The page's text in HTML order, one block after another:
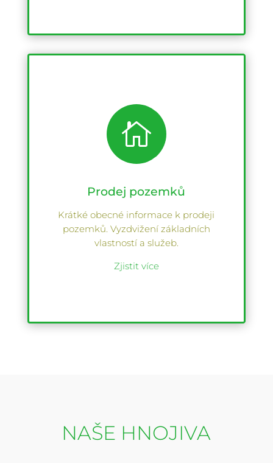

Prodej pozemků
Krátké obecné informace k prodeji
pozemků. Vyzdvižení základních
vlastností a služeb.
Zjistit více
NAŠE HNOJIVA